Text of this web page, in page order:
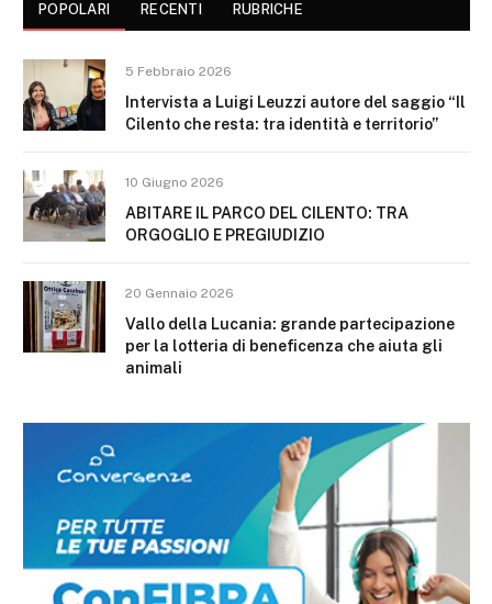
POPOLARI RECENTI RUBRICHE
5 Febbraio 2026
Intervista a Luigi Leuzzi autore del saggio “Il
Cilento che resta: tra identità e territorio”
10 Giugno 2026
ABITARE IL PARCO DEL CILENTO: TRA
ORGOGLIO E PREGIUDIZIO
20 Gennaio 2026
Vallo della Lucania: grande partecipazione
per la lotteria di beneficenza che aiuta gli
animali